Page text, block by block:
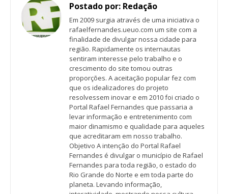
Postado por: Redação
Em 2009 surgia através de uma iniciativa o
rafaelfernandes.ueuo.com um site com a
finalidade de divulgar nossa cidade para
região. Rapidamente os internautas
sentiram interesse pelo trabalho e o
crescimento do site tomou outras
proporções. A aceitação popular fez com
que os idealizadores do projeto
resolvessem inovar e em 2010 foi criado o
Portal Rafael Fernandes que passaria a
levar informação e entretenimento com
maior dinamismo e qualidade para aqueles
que acreditaram em nosso trabalho.
Objetivo A intenção do Portal Rafael
Fernandes é divulgar o município de Rafael
Fernandes para toda região, o estado do
Rio Grande do Norte e em toda parte do
planeta. Levando informação,